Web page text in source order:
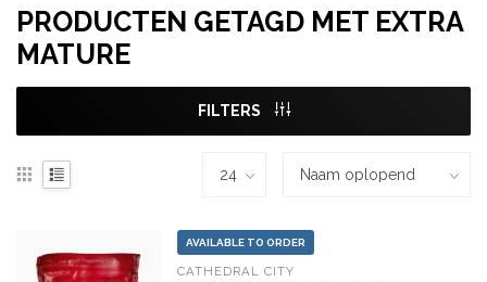
PRODUCTEN GETAGD MET EXTRA
MATURE
FILTERS
AVAILABLE TO ORDER
CATHEDRAL CITY